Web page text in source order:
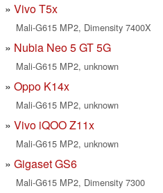
Vivo T5x
Mali-G615 MP2, Dimensity 7400X
Nubia Neo 5 GT 5G
Mali-G615 MP2, unknown
Oppo K14x
Mali-G615 MP2, unknown
Vivo iQOO Z11x
Mali-G615 MP2, unknown
Gigaset GS6
Mali-G615 MP2, Dimensity 7300